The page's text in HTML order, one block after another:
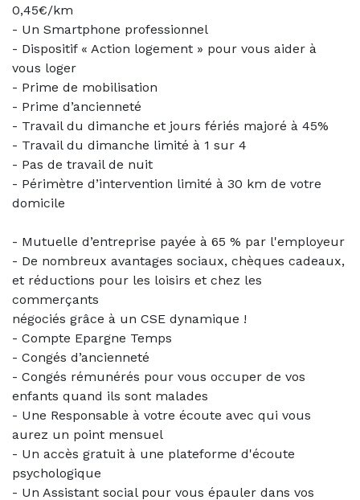
0,45€/km
- Un Smartphone professionnel
- Dispositif « Action logement » pour vous aider à
vous loger
- Prime de mobilisation
- Prime d’ancienneté
- Travail du dimanche et jours fériés majoré à 45%
- Travail du dimanche limité à 1 sur 4
- Pas de travail de nuit
- Périmètre d’intervention limité à 30 km de votre
domicile
- Mutuelle d’entreprise payée à 65 % par l'employeur
- De nombreux avantages sociaux, chèques cadeaux,
et réductions pour les loisirs et chez les
commerçants
négociés grâce à un CSE dynamique !
- Compte Epargne Temps
- Congés d’ancienneté
- Congés rémunérés pour vous occuper de vos
enfants quand ils sont malades
- Une Responsable à votre écoute avec qui vous
aurez un point mensuel
- Un accès gratuit à une plateforme d'écoute
psychologique
- Un Assistant social pour vous épauler dans vos